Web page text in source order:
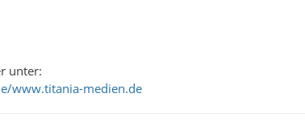
unter:
www.titania-medien.de